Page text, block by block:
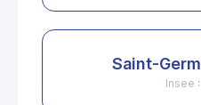
Saint-
Insee